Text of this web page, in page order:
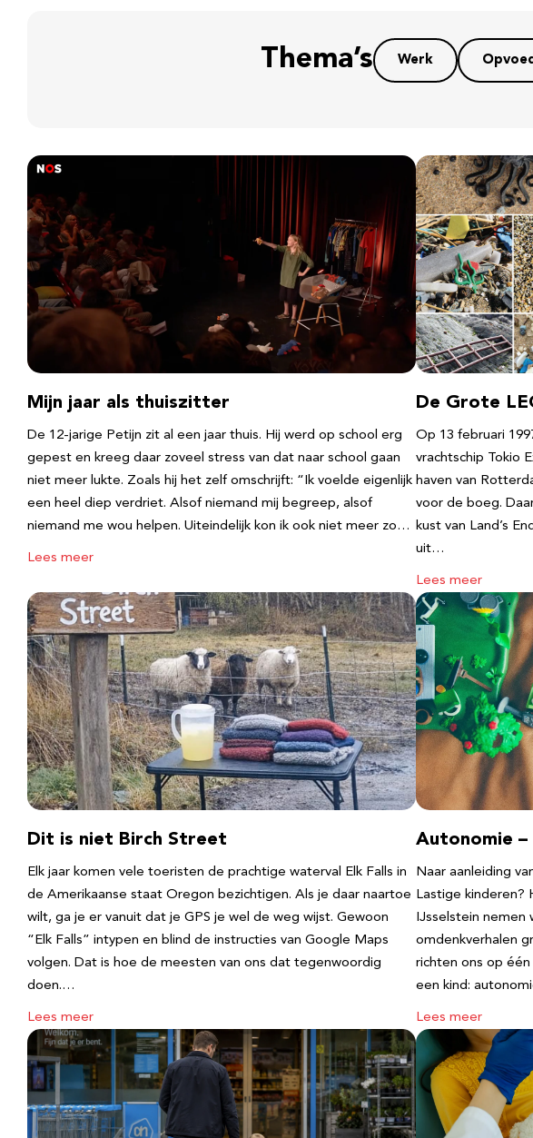
Thema’s Werk
Mijn jaar als thuiszitter
De 12-jarige Petijn zit al een jaar thuis. Hij werd op school erg
gepest en kreeg daar zoveel stress van dat naar school gaan
niet meer lukte. Zoals hij het zelf omschrijft: “Ik voelde eigenlijk
een heel diep verdriet. Alsof niemand mij begreep, alsof
niemand me wou helpen. Uiteindelijk kon ik ook niet meer zo…
Lees meer
De Grote
Op 13 februari
vrachtschip Tokio
haven van
voor de boeg.
kust van Land’s
uit…
Lees meer
Dit is niet Birch Street
Elk jaar komen vele toeristen de prachtige waterval Elk Falls in
de Amerikaanse staat Oregon bezichtigen. Als je daar naartoe
wilt, ga je er vanuit dat je GPS je wel de weg wijst. Gewoon
“Elk Falls” intypen en blind de instructies van Google Maps
volgen. Dat is hoe de meesten van ons dat tegenwoordig
doen.…
Lees meer
Autonomie –
Naar aanleiding
Lastige kinderen?
IJsselstein nemen
omdenkverhalen
richten ons op
een kind:
Lees meer